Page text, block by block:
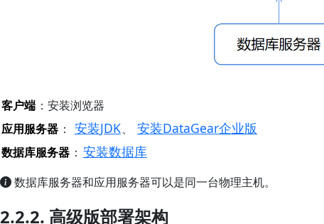
客户端 ：安装浏览器
应用服务器 ： 安装JDK、 安装DataGear企业版
数据库服务器 ： 安装数据库
数据库服务器和应用服务器可以是同一台物理主机。
2.2.2. 高级版部署架构